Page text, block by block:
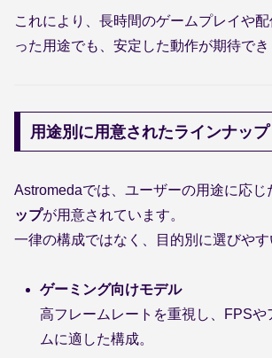
これにより、長時間のゲームプレイや
った用途でも、安定した動作が期待でき
用途別に用意されたラインナップ
Astromedaでは、ユーザーの用途に応じ
ップが用意されています。
一律の構成ではなく、目的別に選びやす
ゲーミング向けモデル
高フレームレートを重視し、FPSや
ムに適した構成。